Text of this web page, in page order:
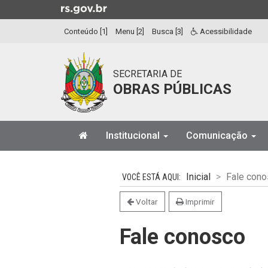
para
Ir
a
Conteúdo [1] Menu [2] Busca [3] Acessibilidade
SECRETARIA DE
OBRAS PÚBLICAS
Institucional Comunicação
Inicial Fale
Voltar Imprimir
Fale conosco